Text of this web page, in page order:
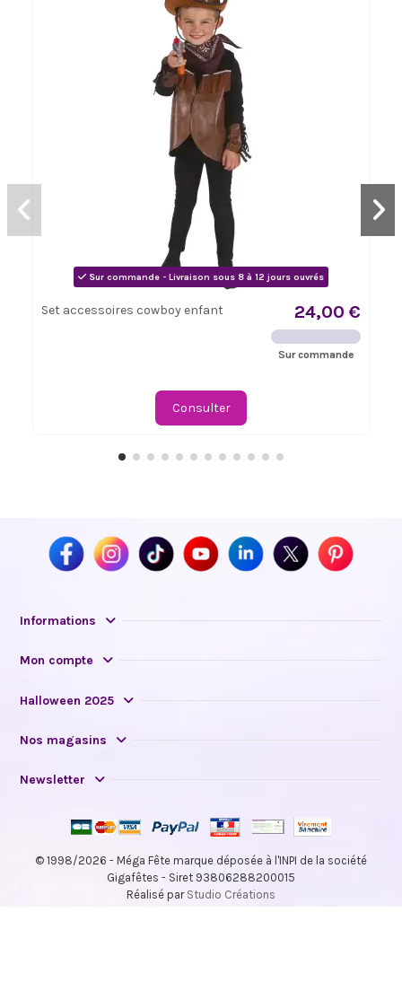
Sur commande - Livraison sous 8 à 12 jours ouvrés
Set accessoires cowboy enfant 24,00 €
Sur commande
Consulter
Informations
Mon compte
Halloween 2025
Nos magasins
Newsletter
© 1998/2026 - Méga Fête marque déposée à l'INPI de la société
Gigafêtes - Siret 93806288200015
Réalisé par Studio Créations